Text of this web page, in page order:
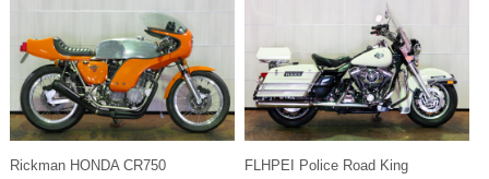
Rickman HONDA CR750
FLHPEI Police Road King